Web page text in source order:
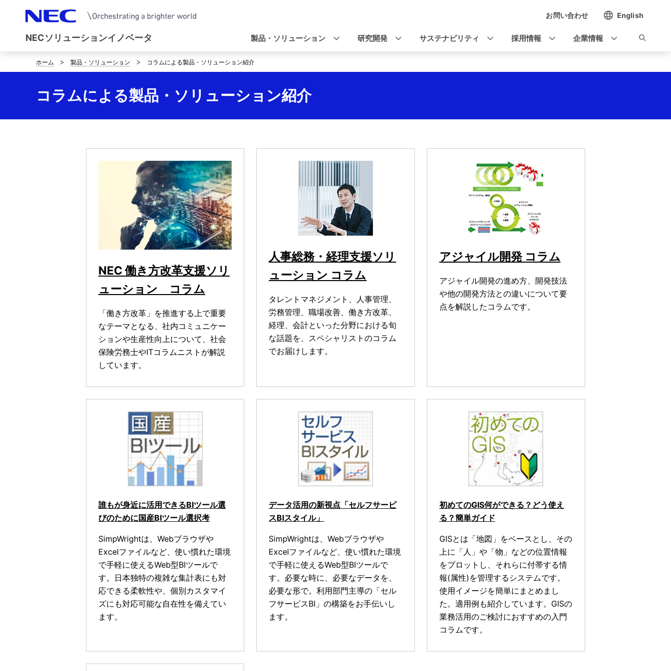
NECソリューションイノベータ
ビ
ゲ
ー
シ
お問い合わせ English
製品・ソリューション 研究開発 サステナビリティ 採用情報 企業情報
サ
ト
ホーム 製品・ソリューション コラムによる製品・ソリューション紹介
コラムによる製品・ソリューション紹介
NEC 働き方改革支援ソリ
ューション コラム
「働き方改革」を推進する上で重要
なテーマとなる、社内コミュニケー
ションや生産性向上について、社会
保険労務士やITコラムニストが解説
しています。
人事総務・経理支援ソリ
ューション コラム
タレントマネジメント、人事管理、
労務管理、職場改善、働き方改革、
経理、会計といった分野における旬
な話題を、スペシャリストのコラム
でお届けします。
アジャイル開発 コラム
アジャイル開発の進め方、開発技法
や他の開発方法との違いについて要
点を解説したコラムです。
誰もが身近に活用できるBIツール選
びのために国産BIツール選択考
SimpWrightは、Webブラウザや
Excelファイルなど、使い慣れた環境
で手軽に使えるWeb型BIツールで
す。日本独特の複雑な集計表にも対
応できる柔軟性や、個別カスタマイ
ズにも対応可能な自在性を備えてい
ます。
データ活用の新視点「セルフサービ
スBIスタイル」
SimpWrightは、Webブラウザや
Excelファイルなど、使い慣れた環境
で手軽に使えるWeb型BIツールで
す。必要な時に、必要なデータを、
必要な形で。利用部門主導の「セル
フサービスBI」の構築をお手伝いし
ます。
初めてのGIS何ができる？どう使え
る？簡単ガイド
GISとは「地図」をベースとし、その
上に「人」や「物」などの位置情報
をプロットし、それらに付帯する情
報(属性)を管理するシステムです。
使用イメージを簡単にまとめまし
た。適用例も紹介しています。GISの
業務活用のご検討におすすめの入門
コラムです。